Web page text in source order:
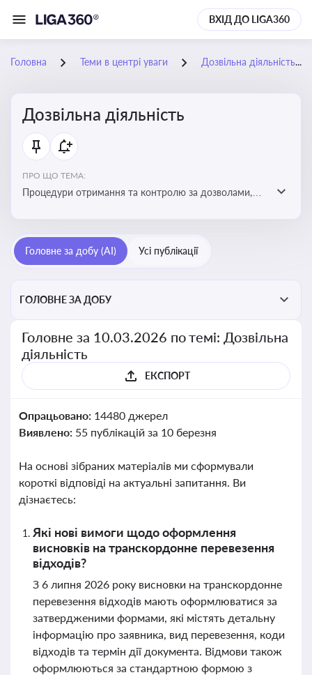
ВХІД ДО LIGA360
Головна Теми в центрі уваги Дозвільна діяльність
Дозвільна діяльність
ПРО ЩО ТЕМА:
Процедури отримання та контролю за дозволами,
законодавстві, щоб уникнути порушень та
забезпечити відповідність вимогам регуляторних
Головне за добу (AI) Усі публікації
ГОЛОВНЕ ЗА ДОБУ
Головне за 10.03.2026 по темі: Дозвільна
діяльність
ЕКСПОРТ
Опрацьовано: 14480 джерел
Виявлено: 55 публікацій за 10 березня
На основі зібраних матеріалів ми сформували
короткі відповіді на актуальні запитання. Ви
дізнаєтесь:
Які нові вимоги щодо оформлення
висновків на транскордонне перевезення
відходів?
З 6 липня 2026 року висновки на транскордонне
перевезення відходів мають оформлюватися за
затвердженими формами, які містять детальну
інформацію про заявника, вид перевезення, коди
відходів та термін дії документа. Відмови також
оформлюються за стандартною формою з